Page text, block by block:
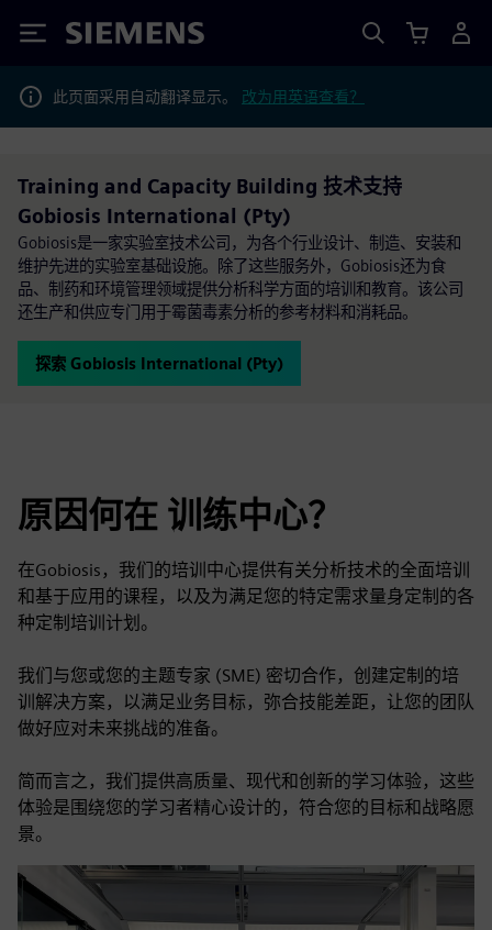
Siemens
此页面采用自动翻译显示。 改为用英语查看？
Training and Capacity Building 技术支持
Gobiosis International (Pty)
Gobiosis是一家实验室技术公司，为各个行业设计、制造、安装和
维护先进的实验室基础设施。除了这些服务外，Gobiosis还为食
品、制药和环境管理领域提供分析科学方面的培训和教育。该公司
还生产和供应专门用于霉菌毒素分析的参考材料和消耗品。
探索 Gobiosis International (Pty)
原因何在 训练中心？
在Gobiosis，我们的培训中心提供有关分析技术的全面培训
和基于应用的课程，以及为满足您的特定需求量身定制的各
种定制培训计划。
我们与您或您的主题专家 (SME) 密切合作，创建定制的培
训解决方案，以满足业务目标，弥合技能差距，让您的团队
做好应对未来挑战的准备。
简而言之，我们提供高质量、现代和创新的学习体验，这些
体验是围绕您的学习者精心设计的，符合您的目标和战略愿
景。